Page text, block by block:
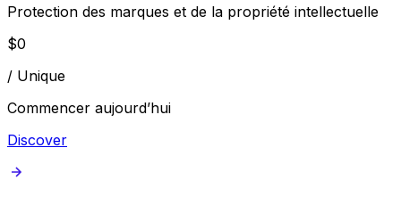
Protection des marques et de la propriété intellectuelle
$0
/ Unique
Commencer aujourd’hui
Discover